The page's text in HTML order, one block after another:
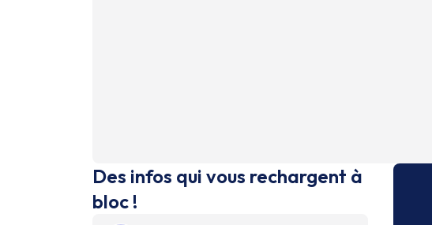
Des infos qui vous rechargent à
bloc !